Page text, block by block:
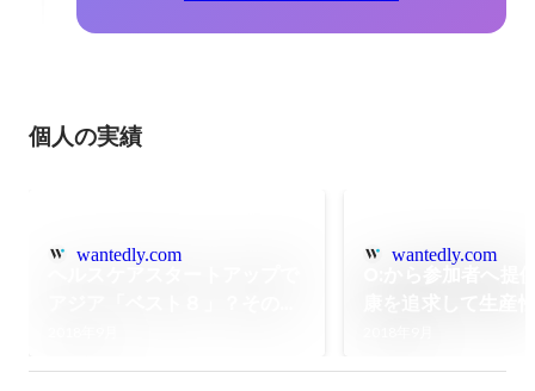
個人の実績
wantedly.com wantedly.com